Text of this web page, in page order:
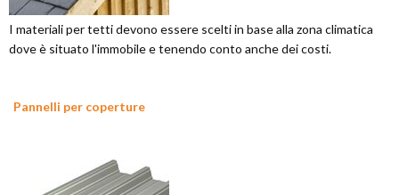
I materiali per tetti devono essere scelti in base alla zona climatica
dove è situato l'immobile e tenendo conto anche dei costi.
Pannelli per coperture